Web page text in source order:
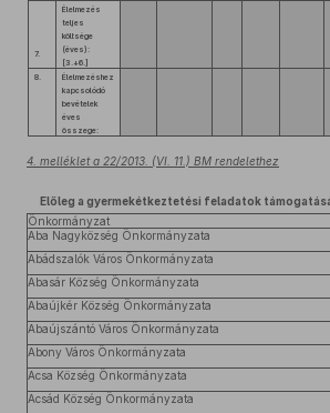
7.
Élelmezés
teljes
költsége
(éves):
[3.+6.]
8.
Élelmezéshez
kapcsolódó
bevételek
éves
összege:
4. melléklet a 22/2013. (VI. 11.) BM rendelethez
Előleg a gyermekétkeztetési feladatok
Önkormányzat
Aba Nagyközség Önkormányzata
Abádszalók Város Önkormányzata
Abasár Község Önkormányzata
Abaújkér Község Önkormányzata
Abaújszántó Város Önkormányzata
Abony Város Önkormányzata
Acsa Község Önkormányzata
Acsád Község Önkormányzata